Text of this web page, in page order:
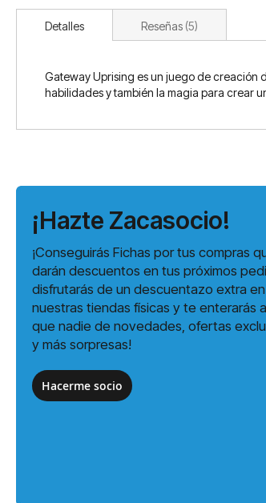
Detalles
Gateway Uprising es un juego de creación
habilidades y también la magia para crear
Reseñas 5
¡Hazte Zacasocio!
¡Conseguirás Fichas por tus compras
darán descuentos en tus próximos
disfrutarás de un descuentazo extra en
nuestras tiendas físicas y te enterarás
que nadie de novedades, ofertas
y más sorpresas!
Hacerme socio